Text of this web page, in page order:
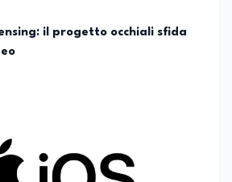
il progetto occhiali sfida